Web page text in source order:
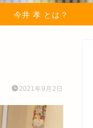
今井 孝 とは？
2021年9月2日